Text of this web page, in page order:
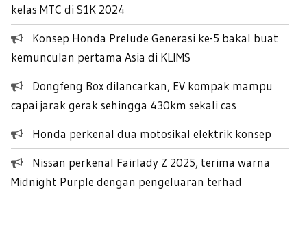
kelas MTC di S1K 2024
Konsep Honda Prelude Generasi ke-5 bakal buat
kemunculan pertama Asia di KLIMS
Dongfeng Box dilancarkan, EV kompak mampu
capai jarak gerak sehingga 430km sekali cas
Honda perkenal dua motosikal elektrik konsep
Nissan perkenal Fairlady Z 2025, terima warna
Midnight Purple dengan pengeluaran terhad